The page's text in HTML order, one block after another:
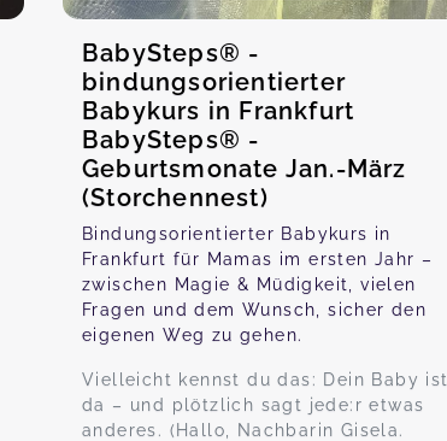
BabySteps® -
bindungsorientierter
Babykurs in Frankfurt
BabySteps® -
Geburtsmonate Jan.-März
(Storchennest)
Bindungsorientierter Babykurs in
Frankfurt für Mamas im ersten Jahr –
zwischen Magie & Müdigkeit, vielen
Fragen und dem Wunsch, sicher den
eigenen Weg zu gehen.
Vielleicht kennst du das: Dein Baby ist
da – und plötzlich sagt jede:r etwas
anderes. (Hallo, Nachbarin Gisela.